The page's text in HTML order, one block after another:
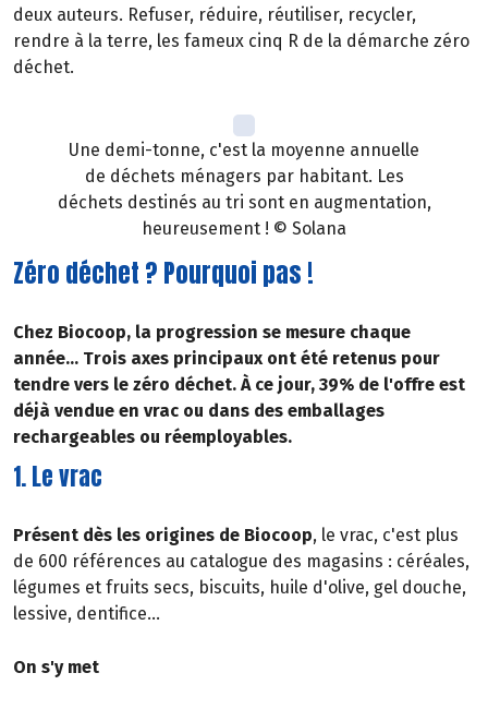
deux auteurs. Refuser, réduire, réutiliser, recycler,
rendre à la terre, les fameux cinq R de la démarche zéro
déchet.
Une demi-tonne, c'est la moyenne annuelle
de déchets ménagers par habitant. Les
déchets destinés au tri sont en augmentation,
heureusement ! © Solana
Zéro déchet ? Pourquoi pas !
Chez Biocoop, la progression se mesure chaque
année... Trois axes principaux ont été retenus pour
tendre vers le zéro déchet. À ce jour, 39% de l'offre est
déjà vendue en vrac ou dans des emballages
rechargeables ou réemployables.
1. Le vrac
Présent dès les origines de Biocoop, le vrac, c'est plus
de 600 références au catalogue des magasins : céréales,
légumes et fruits secs, biscuits, huile d'olive, gel douche,
lessive, dentifice...
On s'y met